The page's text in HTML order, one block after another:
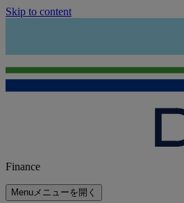
Skip to content
Finance
Menuメニューを開く